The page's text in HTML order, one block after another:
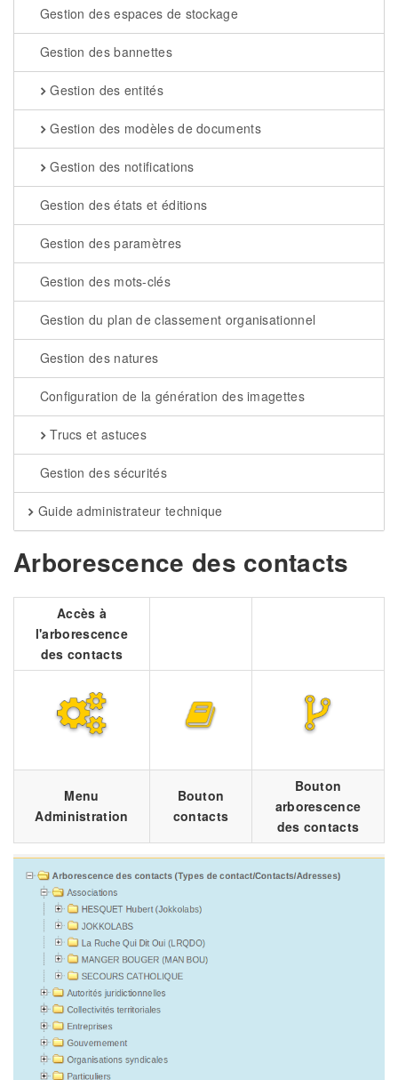
Gestion des espaces de stockage
Gestion des bannettes
Gestion des entités
Gestion des modèles de documents
Gestion des notifications
Gestion des états et éditions
Gestion des paramètres
Gestion des mots-clés
Gestion du plan de classement organisationnel
Gestion des natures
Configuration de la génération des imagettes
Trucs et astuces
Gestion des sécurités
Guide administrateur technique
Arborescence des contacts
Accès à
l'arborescence
des contacts
Menu
Administration
Bouton
contacts
Bouton
arborescence
des contacts